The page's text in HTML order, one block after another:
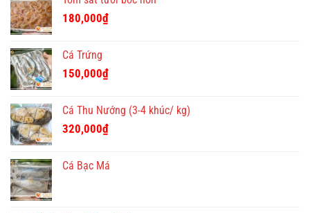
180,000₫
Cá Trứng
150,000₫
Cá Thu Nướng (3-4 khúc/ kg)
320,000₫
Cá Bạc Má